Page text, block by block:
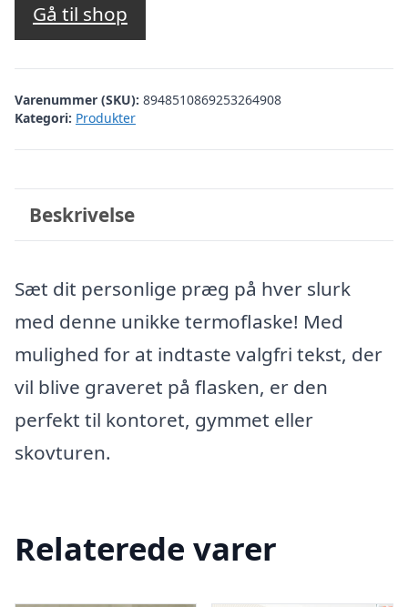
Gå til shop
Varenummer (SKU): 8948510869253264908
Kategori: Produkter
Beskrivelse
Sæt dit personlige præg på hver slurk
med denne unikke termoflaske! Med
mulighed for at indtaste valgfri tekst, der
vil blive graveret på flasken, er den
perfekt til kontoret, gymmet eller
skovturen.
Relaterede varer